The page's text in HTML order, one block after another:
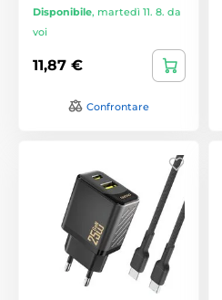
Disponibile, martedì 11. 8. da
voi
11,87 €
Confrontare